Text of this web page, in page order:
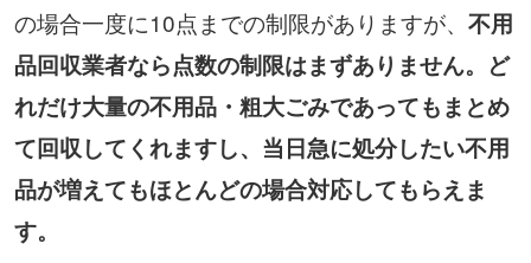
の場合一度に10点までの制限がありますが、 不用
品回収業者なら点数の制限はまずありません。ど
れだけ大量の不用品・粗大ごみであってもまとめ
て回収してくれますし、当日急に処分したい不用
品が増えてもほとんどの場合対応してもらえま
す。